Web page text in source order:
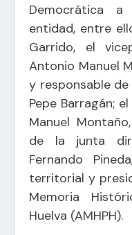
Democrática
entidad, entre
Garrido, el
Antonio Manuel
y responsable
Pepe Barragán;
Manuel
de la junta
Fernando
territorial y
Memoria
Huelva (AMHPH).